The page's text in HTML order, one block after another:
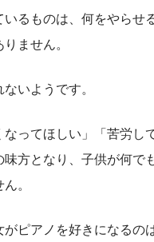
るものは、何をやら
ません。
いようです。
ってほしい」「苦労
方となり、子供が何
。
ピアノを好きになる